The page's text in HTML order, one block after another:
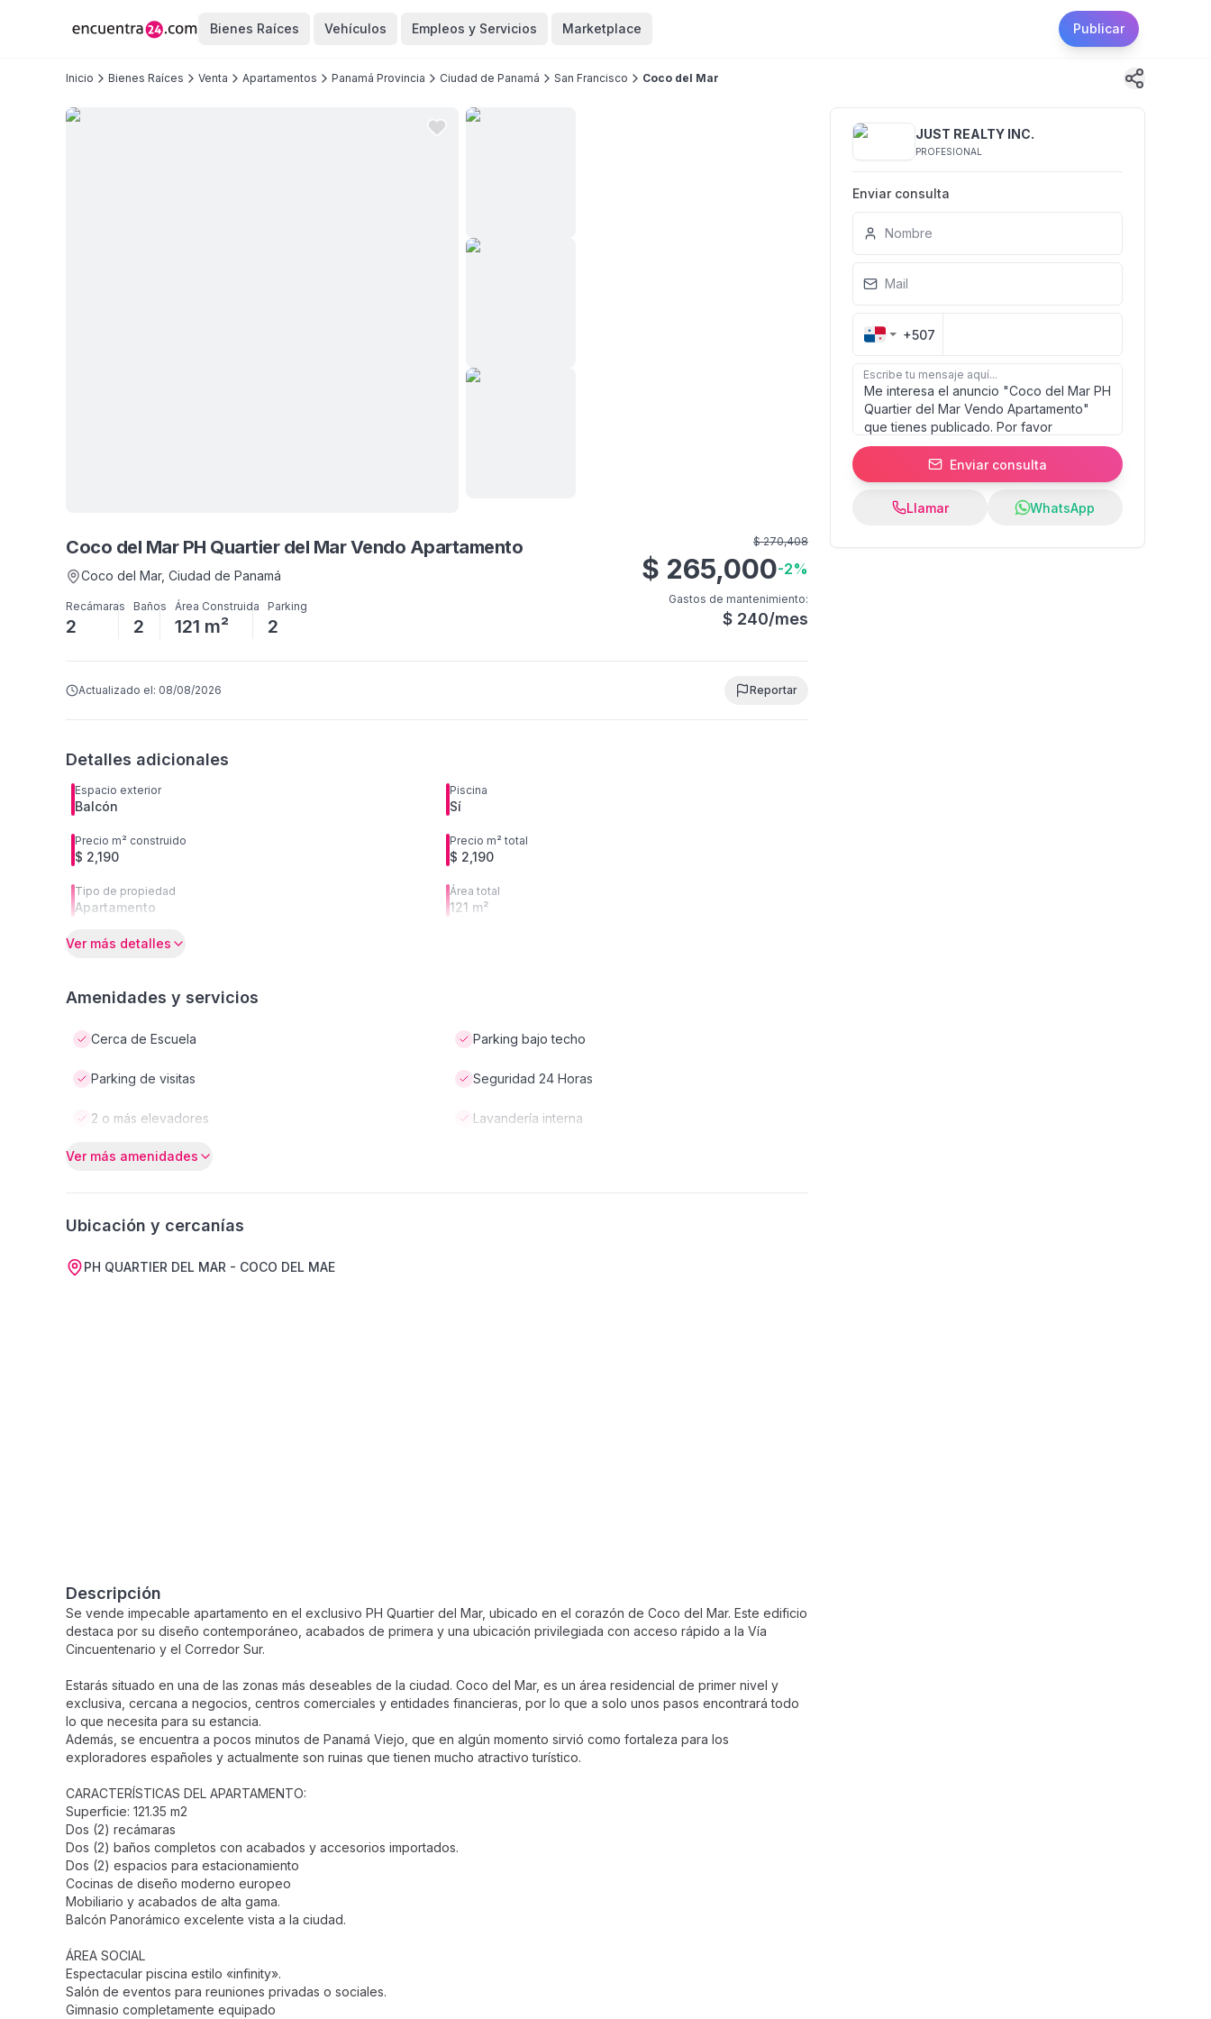
Bienes Raíces Vehículos Empleos y Servicios Marketplace Publicar
Inicio Bienes Raíces Venta Apartamentos Panamá Provincia Ciudad de Panamá San Francisco Coco del Mar
Coco del Mar PH Quartier del Mar Vendo Apartamento
Coco del Mar, Ciudad de Panamá
Recámaras
2
Baños
2
Área Construida
121 m²
Parking
2
$ 270,408
$ 265,000-2%
Gastos de mantenimiento:
$ 240/mes
Actualizado el: 08/08/2026 Reportar
Detalles adicionales
Espacio exterior
Balcón
Piscina
Sí
Precio m² construido
$ 2,190
Precio m² total
$ 2,190
Tipo de propiedad
Apartamento
Área total
121 m²
Ver más detalles
Amenidades y servicios
Cerca de Escuela Parking bajo techo
Parking de visitas Seguridad 24 Horas
2 o más elevadores Lavandería interna
Ver más amenidades
Ubicación y cercanías
PH QUARTIER DEL MAR - COCO DEL MAE
Descripción
Se vende impecable apartamento en el exclusivo PH Quartier del Mar, ubicado en el corazón de Coco del Mar. Este edificio
destaca por su diseño contemporáneo, acabados de primera y una ubicación privilegiada con acceso rápido a la Vía
Cincuentenario y el Corredor Sur.
Estarás situado en una de las zonas más deseables de la ciudad. Coco del Mar, es un área residencial de primer nivel y
exclusiva, cercana a negocios, centros comerciales y entidades financieras, por lo que a solo unos pasos encontrará todo
lo que necesita para su estancia.
Además, se encuentra a pocos minutos de Panamá Viejo, que en algún momento sirvió como fortaleza para los
exploradores españoles y actualmente son ruinas que tienen mucho atractivo turístico.
CARACTERÍSTICAS DEL APARTAMENTO:
Superficie: 121.35 m2
Dos (2) recámaras
Dos (2) baños completos con acabados y accesorios importados.
Dos (2) espacios para estacionamiento
Cocinas de diseño moderno europeo
Mobiliario y acabados de alta gama.
Balcón Panorámico excelente vista a la ciudad.
ÁREA SOCIAL
Espectacular piscina estilo «infinity».
Salón de eventos para reuniones privadas o sociales.
Gimnasio completamente equipado
JUST REALTY INC.
PROFESIONAL
Enviar consulta
Nombre
Mail
+507
Escribe tu mensaje aquí...
Enviar consulta
Llamar WhatsApp